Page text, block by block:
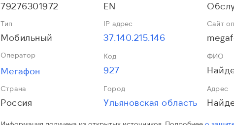
79276301972 EN
Тип
Мобильный
IP адрес
37.140.215.146
Сайт
Оператор
Мегафон
Код
927
ФИО
Страна
Россия
Город
Ульяновская область
Адрес